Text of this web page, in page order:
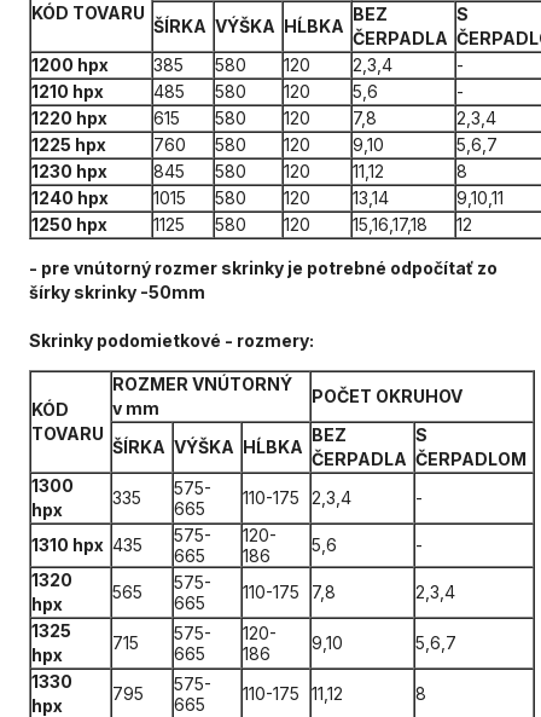
KÓD TOVARU
ŠÍRKA VÝŠKA HĹBKA
BEZ
ČERPADLA
S
1200 hpx
385 580 120 2,3,4
-
1210 hpx
485 580 120 5,6
-
1220 hpx
615 580 120 7,8
2,3,4
1225 hpx
760 580 120 9,10
5,6,7
1230 hpx
845 580 120 11,12
8
1240 hpx
1015 580 120 13,14
9,10,11
1250 hpx
1125 580 120 15,16,17,18 12
- pre vnútorný rozmer skrinky je potrebné odpočítať zo
šírky skrinky -50mm
Skrinky podomietkové - rozmery:
KÓD
TOVARU
ROZMER VNÚTORNÝ
v mm
POČET OKRUHOV
ŠÍRKA VÝŠKA HĹBKA
BEZ
ČERPADLA
S
ČERPADLOM
1300
hpx
335
575-
665
110-175 2,3,4 -
1310 hpx 435
575-
665
120-
186
5,6
-
1320
hpx
565
575-
665
110-175 7,8
2,3,4
1325
hpx
715
575-
665
120-
186
9,10
5,6,7
1330
hpx
795
575-
665
110-175 11,12
8